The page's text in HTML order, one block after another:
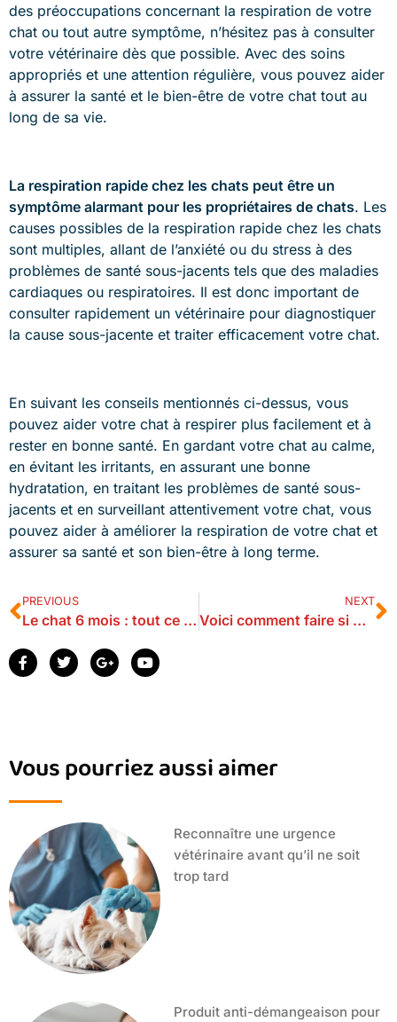
des préoccupations concernant la respiration de votre
chat ou tout autre symptôme, n’hésitez pas à consulter
votre vétérinaire dès que possible. Avec des soins
appropriés et une attention régulière, vous pouvez aider
à assurer la santé et le bien-être de votre chat tout au
long de sa vie.
La respiration rapide chez les chats peut être un
symptôme alarmant pour les propriétaires de chats. Les
causes possibles de la respiration rapide chez les chats
sont multiples, allant de l’anxiété ou du stress à des
problèmes de santé sous-jacents tels que des maladies
cardiaques ou respiratoires. Il est donc important de
consulter rapidement un vétérinaire pour diagnostiquer
la cause sous-jacente et traiter efficacement votre chat.
En suivant les conseils mentionnés ci-dessus, vous
pouvez aider votre chat à respirer plus facilement et à
rester en bonne santé. En gardant votre chat au calme,
en évitant les irritants, en assurant une bonne
hydratation, en traitant les problèmes de santé sous-
jacents et en surveillant attentivement votre chat, vous
pouvez aider à améliorer la respiration de votre chat et
assurer sa santé et son bien-être à long terme.
PREVIOUS
Le chat 6 mois : tout ce que vous devez savoir
NEXT
Voici comment faire si mon chien m’attaque en promenade
Vous pourriez aussi aimer
Reconnaître une urgence
vétérinaire avant qu’il ne soit
trop tard
Produit anti-démangeaison pour